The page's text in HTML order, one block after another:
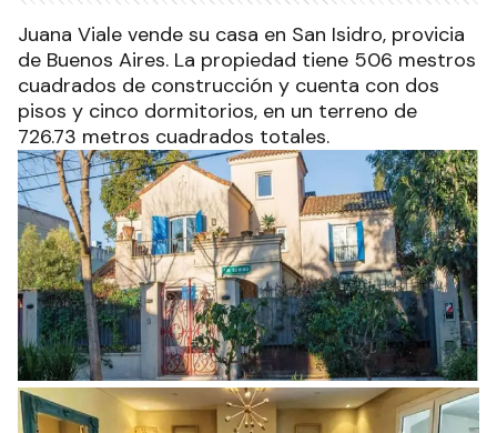
Juana Viale vende su casa en San Isidro, provicia
de Buenos Aires. La propiedad tiene 506 mestros
cuadrados de construcción y cuenta con dos
pisos y cinco dormitorios, en un terreno de
726.73 metros cuadrados totales.